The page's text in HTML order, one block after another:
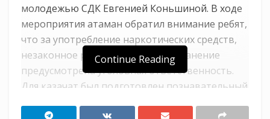
молодежью СДК Евгенией Коньшиной. В ходе
мероприятия атаман обратил внимание ребят,
что за употребление наркотических средств,
незаконное распространение и хранение
предусмотрена уголовная ответственность.
Для казачат был подготовлен познавательный
Continue Reading